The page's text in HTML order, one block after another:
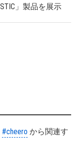
」製品を展示
#cheero から関連す